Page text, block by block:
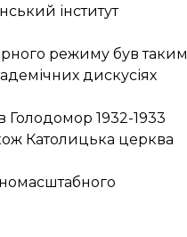
інститут
режиму був таким
дискусіях
Голодомор 1932-1933
Католицька церква